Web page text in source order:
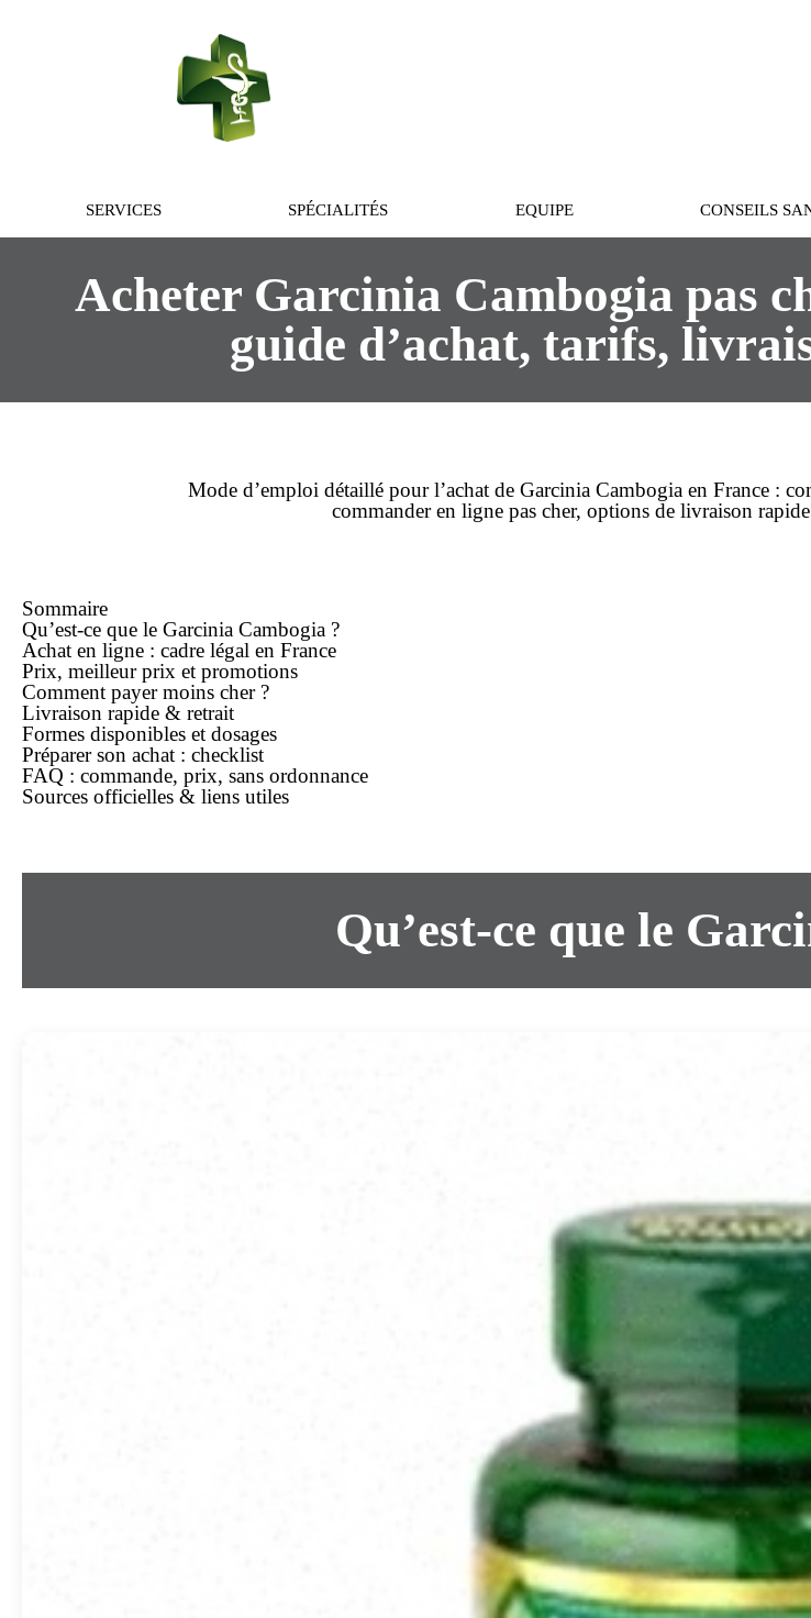
SERVICES SPÉCIALITÉS EQUIPE CONSEILS
Acheter Garcinia Cambogia pas
guide d’achat, tarifs,
Mode d’emploi détaillé pour l’achat de Garcinia Cambogia en France :
commanderen ligne pas cher, options de livraison rapide
Sommaire
Qu’est-ce que le Garcinia Cambogia ?
Achat en ligne : cadre légal en France
Prix, meilleur prix et promotions
Comment payermoins cher?
Livraison rapide & retrait
Formes disponibles et dosages
Préparer son achat : checklist
FAQ : commande, prix, sans ordonnance
Sources officielles & liens utiles
Qu’est-ce que le